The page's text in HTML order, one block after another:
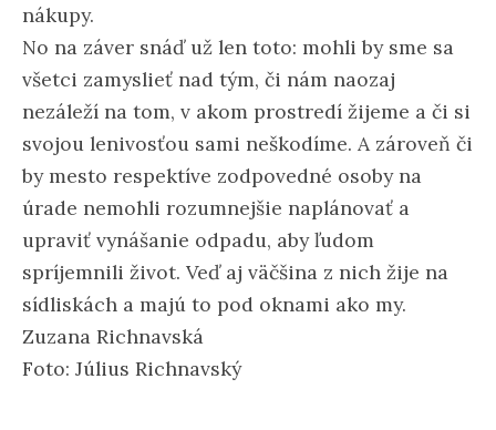
nákupy.
No na záver snáď už len toto: mohli by sme sa
všetci zamyslieť nad tým, či nám naozaj
nezáleží na tom, v akom prostredí žijeme a či si
svojou lenivosťou sami neškodíme. A zároveň či
by mesto respektíve zodpovedné osoby na
úrade nemohli rozumnejšie naplánovať a
upraviť vynášanie odpadu, aby ľudom
spríjemnili život. Veď aj väčšina z nich žije na
sídliskách a majú to pod oknami ako my.
Zuzana Richnavská
Foto: Július Richnavský